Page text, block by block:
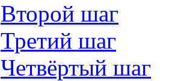
Второй шаг
Третий шаг
Четвёртый шаг